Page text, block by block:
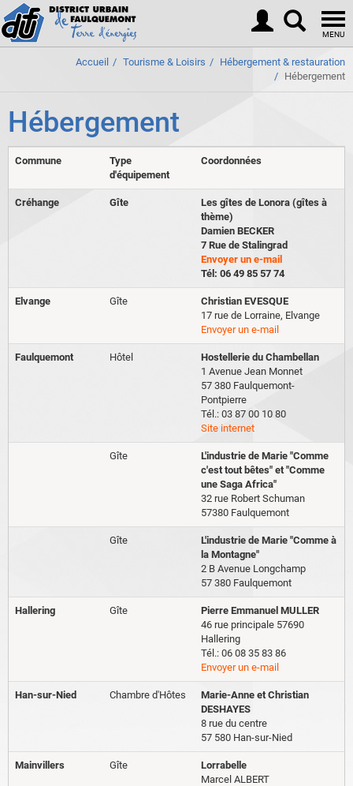
MENU
Accueil Tourisme & Loisirs
Hébergement & restauration
Hébergement
Hébergement
Commune
Type
d'équipement
Coordonnées
Créhange Gîte
Les gîtes de Lonora (gîtes à
thème)
Damien BECKER
7 Rue de Stalingrad
Envoyer un e-mail
Tél: 06 49 85 57 74
Elvange Gîte
Christian EVESQUE
17 rue de Lorraine, Elvange
Envoyer un e-mail
Faulquemont Hôtel
Hostellerie du Chambellan
1 Avenue Jean Monnet
57 380 Faulquemont-
Pontpierre
Tél.: 03 87 00 10 80
Site internet
Gîte
L'industrie de Marie "Comme
c'est tout bêtes" et "Comme
une Saga Africa"
32 rue Robert Schuman
57380 Faulquemont
Gîte
L'industrie de Marie "Comme à
la Montagne"
2 B Avenue Longchamp
57 380 Faulquemont
Hallering Gîte
Pierre Emmanuel MULLER
46 rue principale 57690
Hallering
Tél.: 06 08 35 83 86
Envoyer un e-mail
Han-sur-Nied Chambre d'Hôtes
Marie-Anne et Christian
DESHAYES
8 rue du centre
57 580 Han-sur-Nied
Mainvillers Gîte
Lorrabelle
Marcel ALBERT